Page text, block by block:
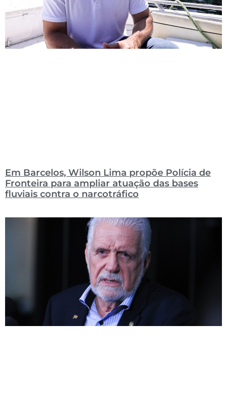
Em Barcelos, Wilson Lima propõe Polícia de
Fronteira para ampliar atuação das bases
fluviais contra o narcotráfico